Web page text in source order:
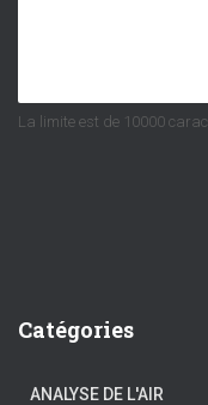
La limite est de 10000
Catégories
ANALYSE DE L'AIR